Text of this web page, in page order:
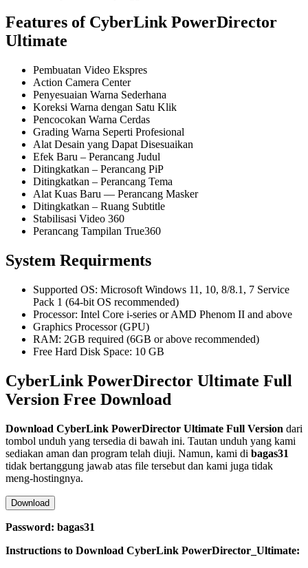
Features of CyberLink PowerDirector
Ultimate
Pembuatan Video Ekspres
Action Camera Center
Penyesuaian Warna Sederhana
Koreksi Warna dengan Satu Klik
Pencocokan Warna Cerdas
Grading Warna Seperti Profesional
Alat Desain yang Dapat Disesuaikan
Efek Baru – Perancang Judul
Ditingkatkan – Perancang PiP
Ditingkatkan – Perancang Tema
Alat Kuas Baru — Perancang Masker
Ditingkatkan – Ruang Subtitle
Stabilisasi Video 360
Perancang Tampilan True360
System Requirments
Supported OS: Microsoft Windows 11, 10, 8/8.1, 7 Service
Pack 1 (64-bit OS recommended)
Processor: Intel Core i-series or AMD Phenom II and above
Graphics Processor (GPU)
RAM: 2GB required (6GB or above recommended)
Free Hard Disk Space: 10 GB
CyberLink PowerDirector Ultimate Full
Version Free Download
Download CyberLink PowerDirector Ultimate Full Version dari
tombol unduh yang tersedia di bawah ini. Tautan unduh yang kami
sediakan aman dan program telah diuji. Namun, kami di bagas31
tidak bertanggung jawab atas file tersebut dan kami juga tidak
meng-hostingnya.
Download
Password: bagas31
Instructions to Download CyberLink PowerDirector_Ultimate: